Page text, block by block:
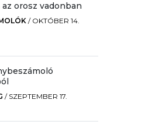
orosz vadonban
/ OKTÓBER 14.
/ SZEPTEMBER 17.